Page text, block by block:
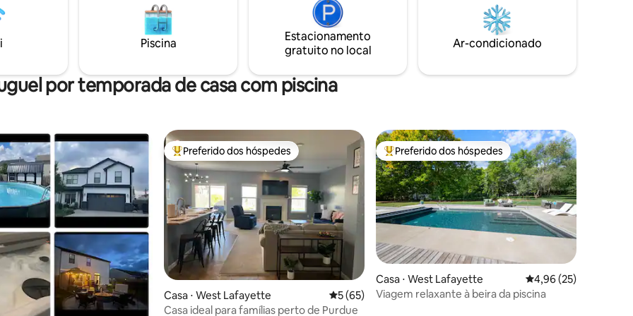
Piscina
Estacionamento
gratuito no local
Ar-condicionado
por temporada de casa com piscina
de 5, 89 avaliações
Entre os melhores preferidos dos hóspedes
Preferido dos hóspedes
Casa ⋅ West Lafayette 5 de uma avaliação média de 5, 65 avaliações
5 (65)
Casa ideal para famílias perto de Purdue
Entre os melhores preferidos dos hóspedes
Preferido dos hóspedes
Casa ⋅ West Lafayette 4,96 de uma
4,96 (25)
Viagem relaxante à beira da piscina